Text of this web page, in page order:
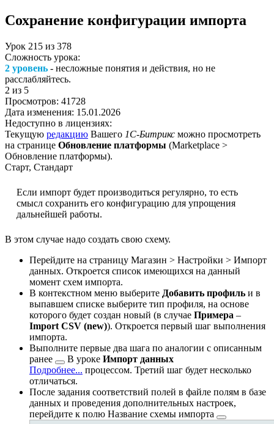
Сохранение конфигурации импорта
Урок 215 из 378
Сложность урока:
2 уровень - несложные понятия и действия, но не
расслабляйтесь.
2 из 5
Просмотров: 41728
Дата изменения: 15.01.2026
Недоступно в лицензиях:
Текущую редакцию Вашего 1С-Битрикс можно просмотреть
на странице Обновление платформы (Marketplace >
Обновление платформы).
Старт, Стандарт
Если импорт будет производиться регулярно, то есть
смысл сохранить его конфигурацию для упрощения
дальнейшей работы.
В этом случае надо создать свою схему.
Перейдите на страницу Магазин > Настройки > Импорт
данных. Откроется список имеющихся на данный
момент схем импорта.
В контекстном меню выберите Добавить профиль и в
выпавшем списке выберите тип профиля, на основе
которого будет создан новый (в случае Примера –
Import CSV (new)). Откроется первый шаг выполнения
импорта.
Выполните первые два шага по аналогии с описанным
ранее
В уроке Импорт данных
Подробнее... процессом. Третий шаг будет несколько
отличаться.
После задания соответствий полей в файле полям в базе
данных и проведения дополнительных настроек,
перейдите к полю Название схемы импорта